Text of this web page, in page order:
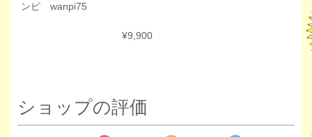
ンピ wanpi75
¥9,900
ショップの評価